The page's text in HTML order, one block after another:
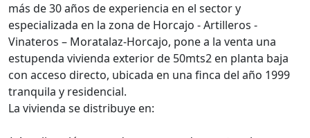
más de 30 años de experiencia en el sector y
especializada en la zona de Horcajo - Artilleros -
Vinateros – Moratalaz-Horcajo, pone a la venta una
estupenda vivienda exterior de 50mts2 en planta baja
con acceso directo, ubicada en una finca del año 1999
tranquila y residencial.
La vivienda se distribuye en: